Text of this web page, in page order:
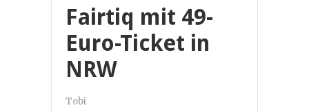
Fairtiq mit 49-
Euro-Ticket in
NRW
Tobi